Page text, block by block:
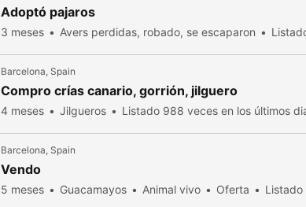
Adoptó pajaros
3 meses Avers perdidas, robado, se escaparon
Barcelona, Spain
Compro crías canario, gorrión, jilguero
4 meses Jilgueros Listado 988 veces en los últimos
Barcelona, Spain
Vendo
5 meses Guacamayos Animal vivo Oferta